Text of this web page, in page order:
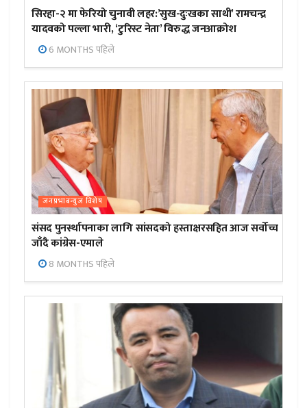
सिरहा-२ मा फेरियो चुनावी लहर:’सुख-दुःखका साथी’ रामचन्द्र
यादवको पल्ला भारी, ‘टुरिस्ट नेता’ विरुद्ध जनआक्रोश
6 MONTHS पहिले
जनप्रभाबन्युज विशेष
संसद पुनर्स्थापनाका लागि सांसदको हस्ताक्षरसहित आज सर्वोच्च
जाँदै कांग्रेस-एमाले
8 MONTHS पहिले